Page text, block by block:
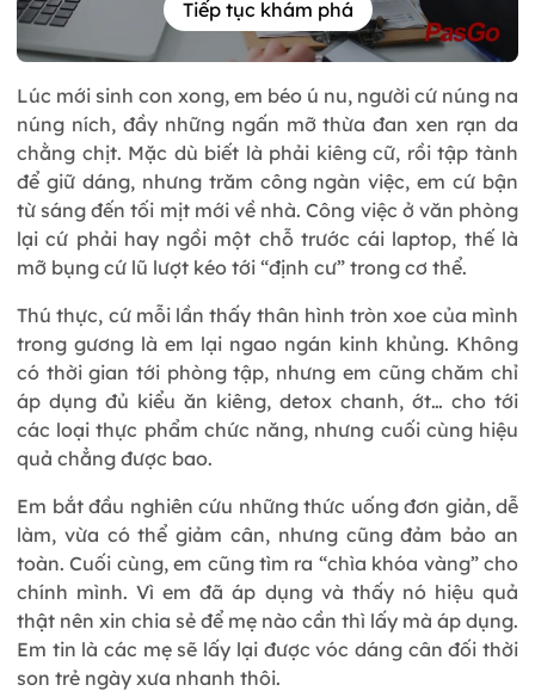
Tiếp tục khám phá
Lúc mới sinh con xong, em béo ú nu, người cứ núng na
núng ních, đầy những ngấn mỡ thừa đan xen rạn da
chằng chịt. Mặc dù biết là phải kiêng cữ, rồi tập tành
để giữ dáng, nhưng trăm công ngàn việc, em cứ bận
từ sáng đến tối mịt mới về nhà. Công việc ở văn phòng
lại cứ phải hay ngồi một chỗ trước cái laptop, thế là
mỡ bụng cứ lũ lượt kéo tới “định cư” trong cơ thể.
Thú thực, cứ mỗi lần thấy thân hình tròn xoe của mình
trong gương là em lại ngao ngán kinh khủng. Không
có thời gian tới phòng tập, nhưng em cũng chăm chỉ
áp dụng đủ kiểu ăn kiêng, detox chanh, ớt… cho tới
các loại thực phẩm chức năng, nhưng cuối cùng hiệu
quả chẳng được bao.
Em bắt đầu nghiên cứu những thức uống đơn giản, dễ
làm, vừa có thể giảm cân, nhưng cũng đảm bảo an
toàn. Cuối cùng, em cũng tìm ra “chìa khóa vàng” cho
chính mình. Vì em đã áp dụng và thấy nó hiệu quả
thật nên xin chia sẻ để mẹ nào cần thì lấy mà áp dụng.
Em tin là các mẹ sẽ lấy lại được vóc dáng cân đối thời
son trẻ ngày xưa nhanh thôi.